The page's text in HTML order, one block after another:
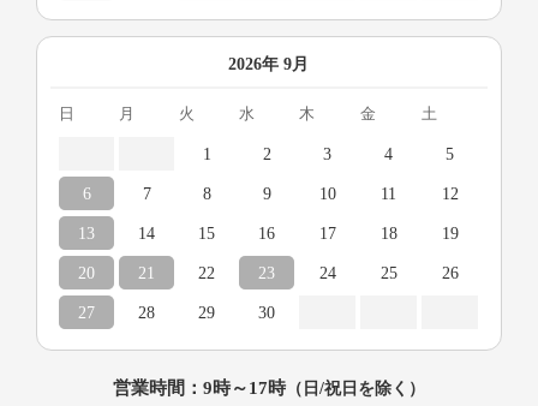
2026年 9月
日 月 火 水 木 金 土
1 2 3 4 5
6 7 8 9 10 11 12
13 14 15 16 17 18 19
20 21 22 23 24 25 26
27 28 29 30
営業時間：9時～17時（日/祝日を除く）